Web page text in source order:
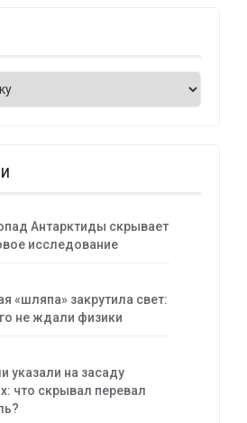
Антарктиды скрывает
исследование
«шляпа» закрутила свет:
не ждали физики
указали на засаду
что скрывал перевал